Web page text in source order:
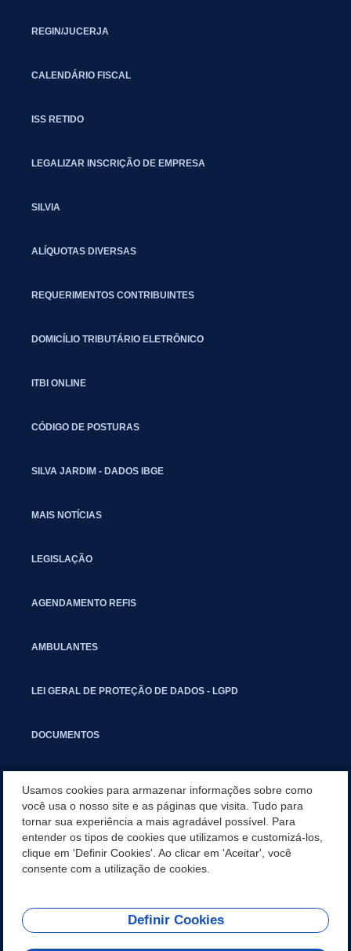
REGIN/JUCERJA
CALENDÁRIO FISCAL
ISS RETIDO
LEGALIZAR INSCRIÇÃO DE EMPRESA
SILVIA
ALÍQUOTAS DIVERSAS
REQUERIMENTOS CONTRIBUINTES
DOMICÍLIO TRIBUTÁRIO ELETRÔNICO
ITBI ONLINE
CÓDIGO DE POSTURAS
SILVA JARDIM - DADOS IBGE
MAIS NOTÍCIAS
LEGISLAÇÃO
AGENDAMENTO REFIS
AMBULANTES
LEI GERAL DE PROTEÇÃO DE DADOS - LGPD
DOCUMENTOS
COMITÊ GESTOR MUNICIPAL
GUIA RÁPIDO
REDES SOCIAIS
Usamos cookies para armazenar informações sobre como
você usa o nosso site e as páginas que visita. Tudo para
tornar sua experiência a mais agradável possível. Para
entender os tipos de cookies que utilizamos e customizá-los,
clique em 'Definir Cookies'. Ao clicar em 'Aceitar', você
consente com a utilização de cookies.
Definir Cookies